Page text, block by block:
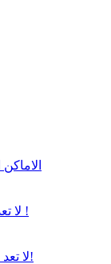
لا تعد من اردهان قبل فعل التالي !
لا تعد قبل ان تفعل الاتي في ايغدير!